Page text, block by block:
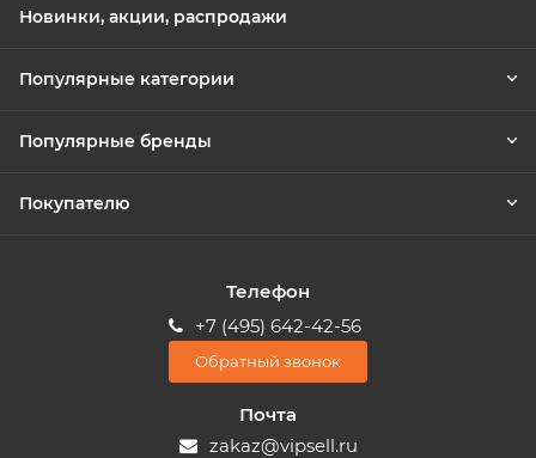
Новинки, акции, распродажи
Популярные категории
Популярные бренды
Покупателю
Телефон
+7 (495) 642-42-56
Обратный звонок
Почта
zakaz@vipsell.ru